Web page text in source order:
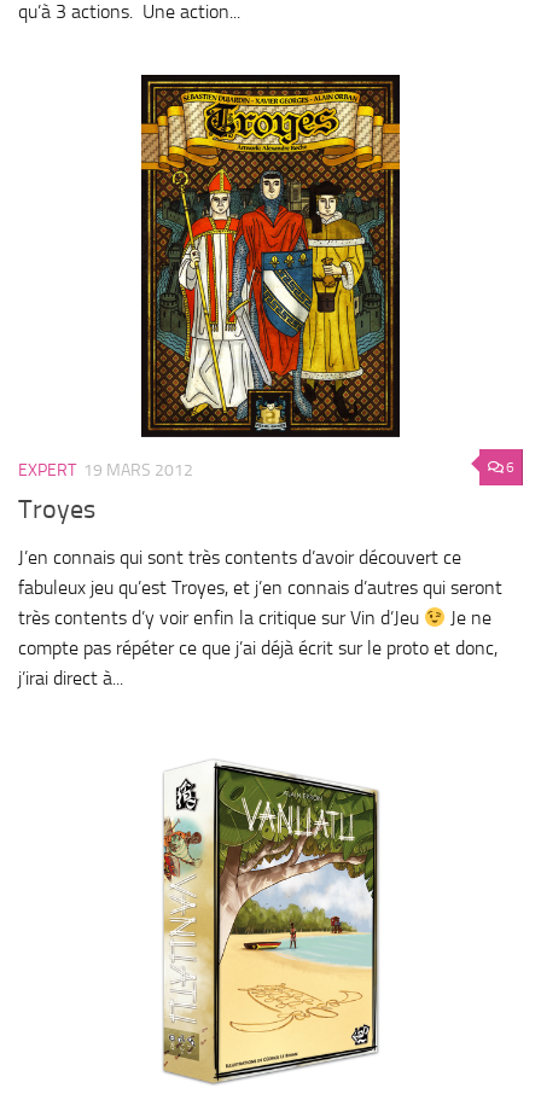
qu’à 3 actions. Une action...
6
EXPERT 19 MARS 2012
Troyes
J’en connais qui sont très contents d’avoir découvert ce
fabuleux jeu qu’est Troyes, et j’en connais d’autres qui seront
très contents d’y voir enfin la critique sur Vin d’Jeu
Je ne
compte pas répéter ce que j’ai déjà écrit sur le proto et donc,
j’irai direct à...